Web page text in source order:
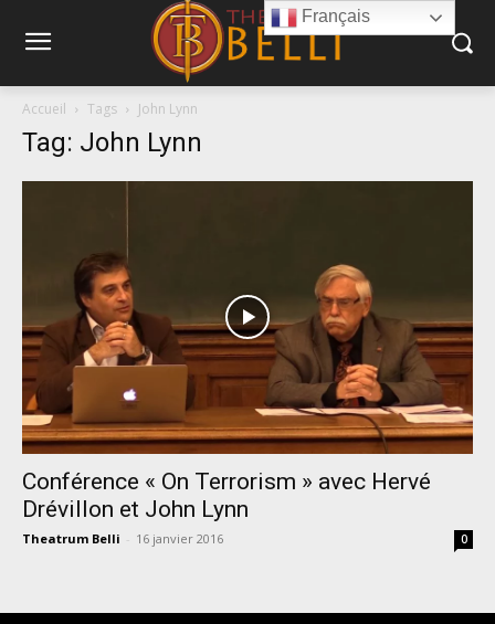
Accueil Tags John Lynn
Tag: John Lynn
Conférence « On Terrorism » avec Hervé
Drévillon et John Lynn
Theatrum Belli - 16 janvier 2016 0
Français